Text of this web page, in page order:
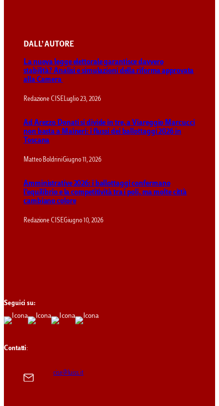
DALL’ AUTORE
La nuova legge elettorale garantisce davvero
stabilità? Analisi e simulazioni della riforma approvata
alla Camera
Redazione CISELuglio 23, 2026
Ad Arezzo Donati si divide in tre, a Viareggio Marcucci
non basta a Maineri: i flussi dei ballottaggi 2026 in
Toscana
Matteo BoldriniGiugno 11, 2026
Amministrative 2026: i ballottaggi confermano
l’equilibrio e la competitività tra i poli, ma molte città
cambiano colore
Redazione CISEGiugno 10, 2026
Seguici su:
Contatti:
cise@luiss.it